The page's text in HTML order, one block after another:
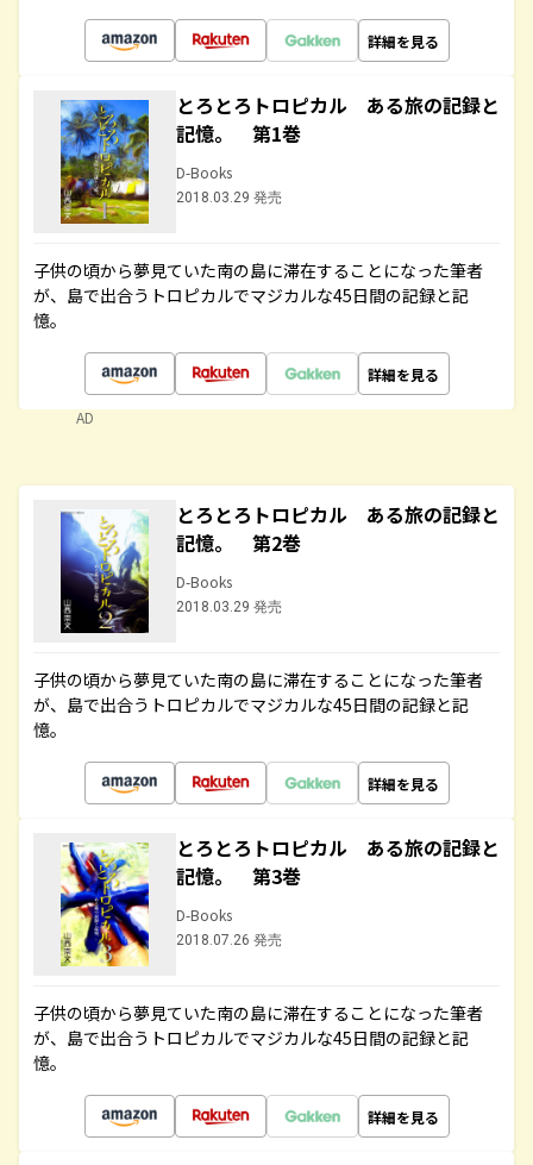
詳細を見る
とろとろトロピカル ある旅の記録と
記憶。 第1巻
D-Books
2018.03.29 発売
子供の頃から夢見ていた南の島に滞在することになった筆者
が、島で出合うトロピカルでマジカルな45日間の記録と記
憶。
詳細を見る
AD
とろとろトロピカル ある旅の記録と
記憶。 第2巻
D-Books
2018.03.29 発売
子供の頃から夢見ていた南の島に滞在することになった筆者
が、島で出合うトロピカルでマジカルな45日間の記録と記
憶。
詳細を見る
とろとろトロピカル ある旅の記録と
記憶。 第3巻
D-Books
2018.07.26 発売
子供の頃から夢見ていた南の島に滞在することになった筆者
が、島で出合うトロピカルでマジカルな45日間の記録と記
憶。
詳細を見る